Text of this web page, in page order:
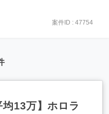
案件ID : 47754
均13万】ホロラ